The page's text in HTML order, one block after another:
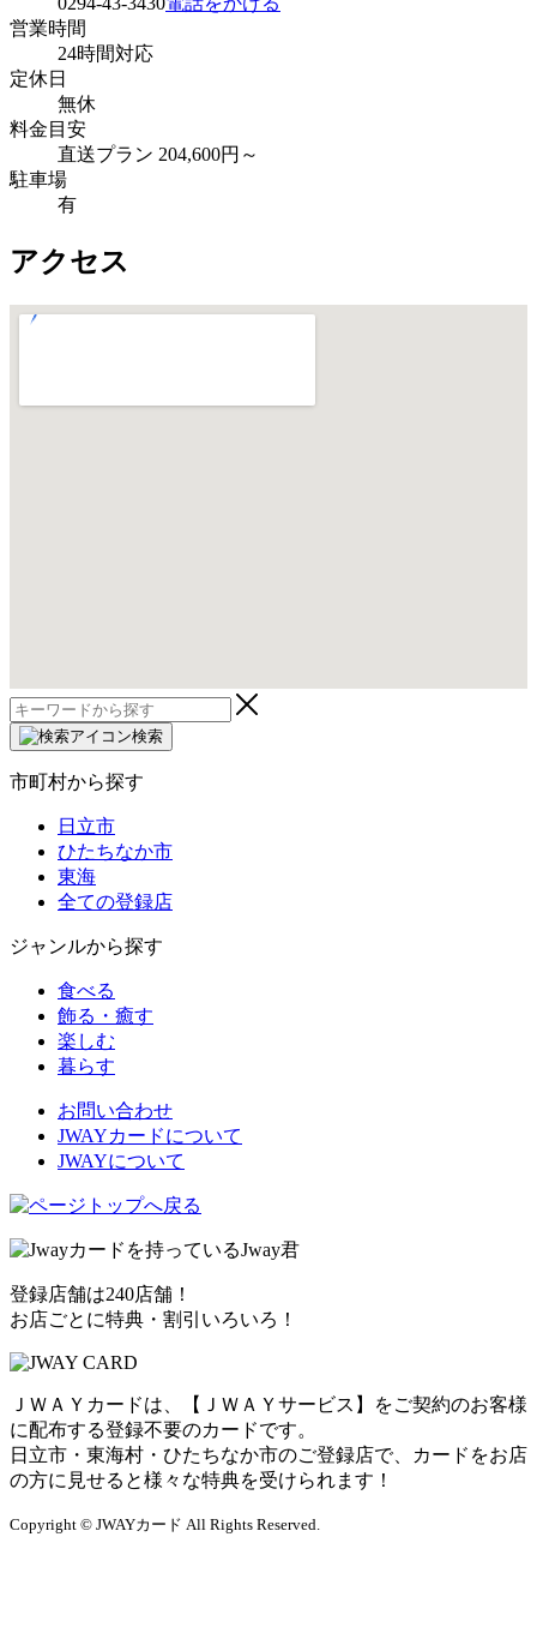
営業時間
24時間対応
定休日
無休
料金目安
直送プラン 204,600円～
駐車場
有
アクセス
検
索:
検索
市町村から探す
日立市
ひたちなか市
東海
全ての登録店
ジャンルから探す
食べる
飾る・癒す
楽しむ
暮らす
お問い合わせ
JWAYカードについて
JWAYについて
登録店舗は240店舗！
お店ごとに特典・割引いろいろ！
ＪＷＡＹカードは、【ＪＷＡＹサービス】をご契約のお客様
に配布する登録不要のカードです。
日立市・東海村・ひたちなか市のご登録店で、カードをお店
の方に見せると様々な特典を受けられます！
Copyright © JWAYカード All Rights Reserved.